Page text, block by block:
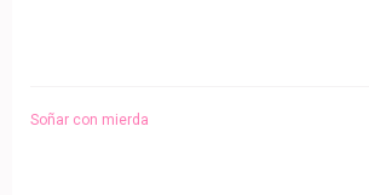
Soñar con mierda